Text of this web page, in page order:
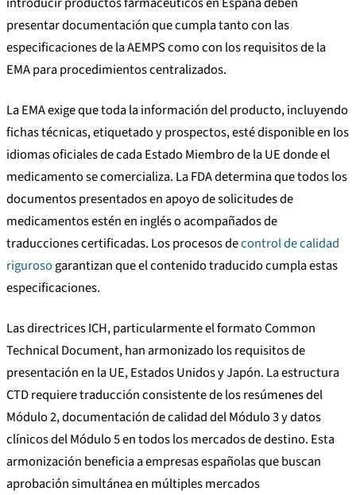
presentar documentación que cumpla tanto con las
especificaciones de la AEMPS como con los requisitos de la
EMA para procedimientos centralizados.
La EMA exige que toda la información del producto, incluyendo
fichas técnicas, etiquetado y prospectos, esté disponible en los
idiomas oficiales de cada Estado Miembro de la UE donde el
medicamento se comercializa. La FDA determina que todos los
documentos presentados en apoyo de solicitudes de
medicamentos estén en inglés o acompañados de
traducciones certificadas. Los procesos decontrol de calidad
rigurosogarantizan que el contenido traducido cumpla estas
especificaciones.
Las directrices ICH, particularmente el formato Common
Technical Document, han armonizado los requisitos de
presentación en la UE, Estados Unidos y Japón. La estructura
CTD requiere traducción consistente de los resúmenes del
Módulo 2, documentación de calidad del Módulo 3 y datos
clínicos del Módulo 5 en todos los mercados de destino. Esta
armonización beneficia a empresas españolas que buscan
aprobación simultánea en múltiples mercados